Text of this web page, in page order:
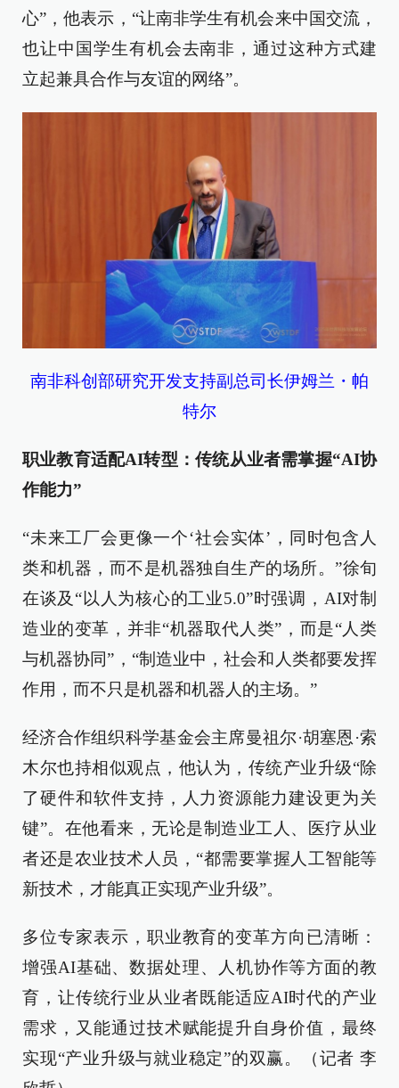
心”，他表示，“让南非学生有机会来中国交流，
也让中国学生有机会去南非，通过这种方式建
立起兼具合作与友谊的网络”。
南非科创部研究开发支持副总司长伊姆兰・帕
特尔
职业教育适配AI转型：传统从业者需掌握“AI协
作能力”
“未来工厂会更像一个‘社会实体’，同时包含人
类和机器，而不是机器独自生产的场所。”徐旬
在谈及“以人为核心的工业5.0”时强调，AI对制
造业的变革，并非“机器取代人类”，而是“人类
与机器协同”，“制造业中，社会和人类都要发挥
作用，而不只是机器和机器人的主场。”
经济合作组织科学基金会主席曼祖尔·胡塞恩·索
木尔也持相似观点，他认为，传统产业升级“除
了硬件和软件支持，人力资源能力建设更为关
键”。在他看来，无论是制造业工人、医疗从业
者还是农业技术人员，“都需要掌握人工智能等
新技术，才能真正实现产业升级”。
多位专家表示，职业教育的变革方向已清晰：
增强AI基础、数据处理、人机协作等方面的教
育，让传统行业从业者既能适应AI时代的产业
需求，又能通过技术赋能提升自身价值，最终
实现“产业升级与就业稳定”的双赢。（记者 李